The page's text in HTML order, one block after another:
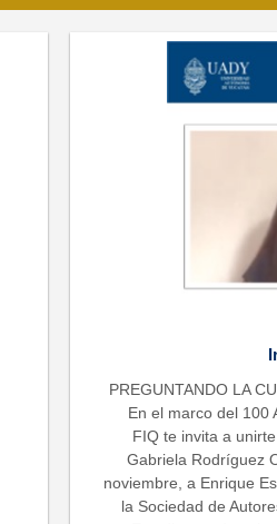
PREGUNTANDO LA
En el marco del 100
FIQ te invita a
Gabriela Rodríguez
noviembre, a Enrique
la Sociedad de